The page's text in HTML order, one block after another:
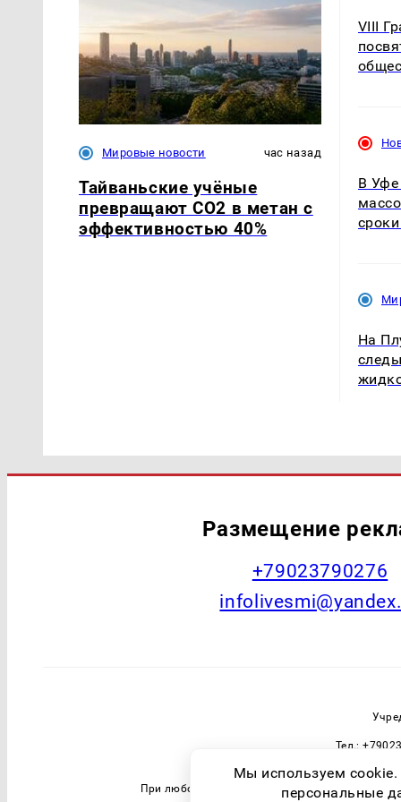
Мировые новости час назад
Тайваньские учёные
превращают CO2 в метан с
эффективностью 40%
VIII
В Уфе
На
Размещение
+79023790276
Тел.:
При любом использовании материалов
Мы используем
персональные